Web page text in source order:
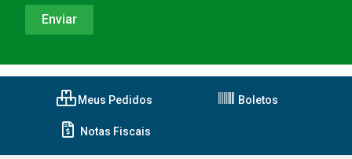
Meus Pedidos Boletos
Notas Fiscais